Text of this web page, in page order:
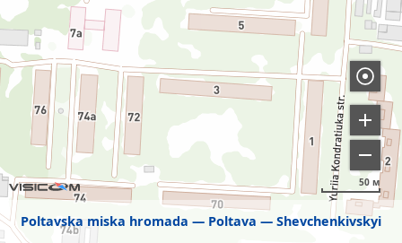
Poltavska miska hromada Poltava Shevchenkivskyi
50 м